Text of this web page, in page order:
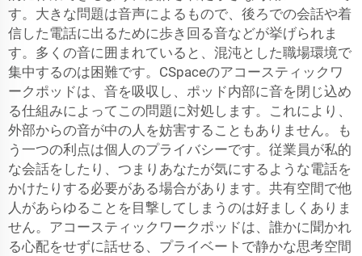
す。大きな問題は音声によるもので、後ろでの会話や着
信した電話に出るために歩き回る音などが挙げられま
す。多くの音に囲まれていると、混沌とした職場環境で
集中するのは困難です。CSpaceのアコースティックワ
ークポッドは、音を吸収し、ポッド内部に音を閉じ込め
る仕組みによってこの問題に対処します。これにより、
外部からの音が中の人を妨害することもありません。も
う一つの利点は個人のプライバシーです。従業員が私的
な会話をしたり、つまりあなたが気にするような電話を
かけたりする必要がある場合があります。共有空間で他
人があらゆることを目撃してしまうのは好ましくありま
せん。アコースティックワークポッドは、誰かに聞かれ
る心配をせずに話せる、プライベートで静かな思考空間